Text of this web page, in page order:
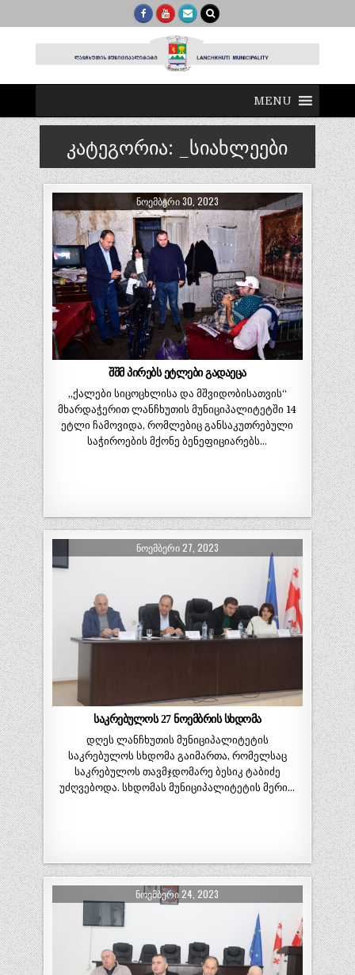
MENU
კატეგორია: _სიახლეები
ᲜᲝᲔᲛᲑᲔᲠᲘ 30, 2023
შშმ პირებს ეტლები გადაეცა
„ქალები სიცოცხლისა და მშვიდობისათვის“
მხარდაჭერით ლანჩხუთის მუნიციპალიტეტში 14
ეტლი ჩამოვიდა, რომლებიც განსაკუთრებული
საჭიროების მქონე ბენეფიციარებს…
ᲜᲝᲔᲛᲑᲔᲠᲘ 27, 2023
საკრებულოს 27 ნოემბრის სხდომა
დღეს ლანჩხუთის მუნიციპალიტეტის
საკრებულოს სხდომა გაიმართა, რომელსაც
საკრებულოს თავმჯდომარე ბესიკ ტაბიძე
უძღვებოდა. სხდომას მუნიციპალიტეტის მერი…
ᲜᲝᲔᲛᲑᲔᲠᲘ 24, 2023